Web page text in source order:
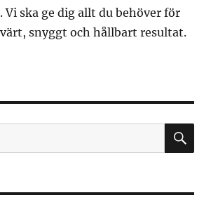
Vi ska ge dig allt du behöver för
snyggt och hållbart resultat.